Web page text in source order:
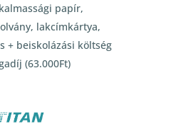
papír,
lakcímkártya,
+ beiskolázási költség
(63.000Ft)